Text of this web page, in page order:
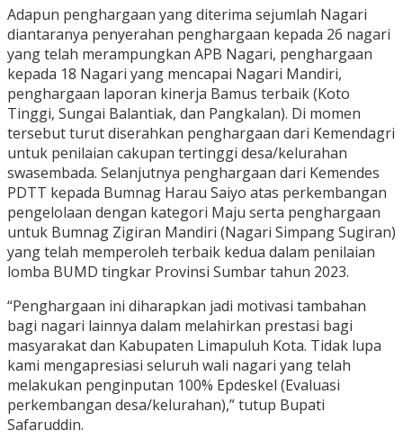
Adapun penghargaan yang diterima sejumlah Nagari
diantaranya penyerahan penghargaan kepada 26 nagari
yang telah merampungkan APB Nagari, penghargaan
kepada 18 Nagari yang mencapai Nagari Mandiri,
penghargaan laporan kinerja Bamus terbaik (Koto
Tinggi, Sungai Balantiak, dan Pangkalan). Di momen
tersebut turut diserahkan penghargaan dari Kemendagri
untuk penilaian cakupan tertinggi desa/kelurahan
swasembada. Selanjutnya penghargaan dari Kemendes
PDTT kepada Bumnag Harau Saiyo atas perkembangan
pengelolaan dengan kategori Maju serta penghargaan
untuk Bumnag Zigiran Mandiri (Nagari Simpang Sugiran)
yang telah memperoleh terbaik kedua dalam penilaian
lomba BUMD tingkar Provinsi Sumbar tahun 2023.
“Penghargaan ini diharapkan jadi motivasi tambahan
bagi nagari lainnya dalam melahirkan prestasi bagi
masyarakat dan Kabupaten Limapuluh Kota. Tidak lupa
kami mengapresiasi seluruh wali nagari yang telah
melakukan penginputan 100% Epdeskel (Evaluasi
perkembangan desa/kelurahan),” tutup Bupati
Safaruddin.